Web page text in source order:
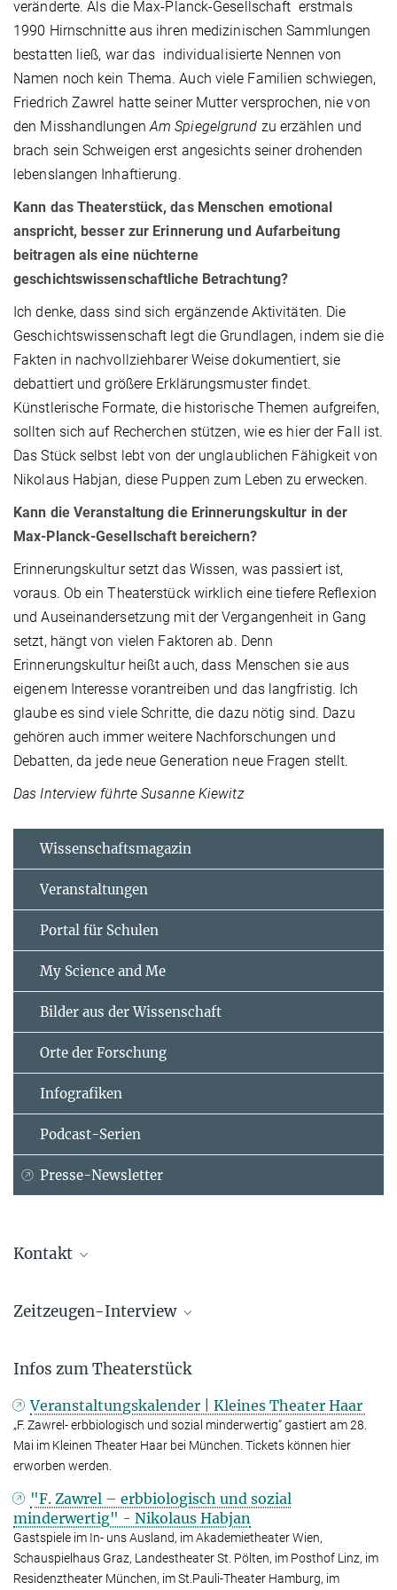
veränderte. Als die Max-Planck-Gesellschaft erstmals
1990 Hirnschnitte aus ihren medizinischen Sammlungen
bestatten ließ, war das individualisierte Nennen von
Namen noch kein Thema. Auch viele Familien schwiegen,
Friedrich Zawrel hatte seiner Mutter versprochen, nie von
den MisshandlungenAm Spiegelgrund zu erzählen und
brach sein Schweigen erst angesichts seiner drohenden
lebenslangen Inhaftierung.
Kann das Theaterstück, das Menschen emotional
anspricht, besser zur Erinnerung und Aufarbeitung
beitragen als eine nüchterne
geschichtswissenschaftliche Betrachtung?
Ich denke, dass sind sich ergänzende Aktivitäten. Die
Geschichtswissenschaft legt die Grundlagen, indem sie die
Fakten in nachvollziehbarer Weise dokumentiert, sie
debattiert und größere Erklärungsmuster findet.
Künstlerische Formate, die historische Themen aufgreifen,
sollten sich auf Recherchen stützen, wie es hier der Fall ist.
Das Stück selbst lebt von der unglaublichen Fähigkeit von
Nikolaus Habjan, diese Puppen zum Leben zu erwecken.
Kann die Veranstaltung die Erinnerungskultur in der
Max-Planck-Gesellschaft bereichern?
Erinnerungskultur setzt das Wissen, was passiert ist,
voraus. Ob ein Theaterstück wirklich eine tiefere Reflexion
und Auseinandersetzung mit der Vergangenheit in Gang
setzt, hängt von vielen Faktoren ab. Denn
Erinnerungskultur heißt auch, dass Menschen sie aus
eigenem Interesse vorantreiben und das langfristig. Ich
glaube es sind viele Schritte, die dazu nötig sind. Dazu
gehören auch immer weitere Nachforschungen und
Debatten, da jede neue Generation neue Fragen stellt.
Das Interview führte Susanne Kiewitz
Wissenschaftsmagazin
Veranstaltungen
Portal für Schulen
My Science and Me
Bilder aus der Wissenschaft
Orte der Forschung
Infografiken
Podcast-Serien
Presse-Newsletter
Kontakt
Professur für Geschichte der Medizin
Medizinische Fakultät der Universität Wien
Nikolaus Habjan
+43 677 62019525
office@...
Anke Schlee
Pressesprecherin
Max-Planck-Institut für Psychiatrie, München
Zeitzeugen-Interview
Herwig Czech 2011 mit Friedrich Zawrel führte.
Infos zum Theaterstück
Veranstaltungskalender | Kleines Theater Haar
„F. Zawrel- erbbiologisch und sozial minderwertig“ gastiert am 28.
Mai im Kleinen Theater Haar bei München. Tickets können hier
erworben werden.
"F. Zawrel – erbbiologisch und sozial
minderwertig" - Nikolaus Habjan
Gastspiele im In- uns Ausland, im Akademietheater Wien,
Schauspielhaus Graz, Landestheater St. Pölten, im Posthof Linz, im
Residenztheater München, im St.Pauli-Theater Hamburg, im